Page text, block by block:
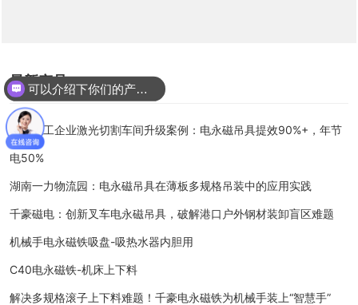
最新产品
河北重工企业激光切割车间升级案例：电永磁吊具提效90%+，年节
电50%
湖南一力物流园：电永磁吊具在薄板多规格吊装中的应用实践
千豪磁电：创新叉车电永磁吊具，破解港口户外钢材装卸盲区难题
机械手电永磁铁吸盘-吸热水器内胆用
C40电永磁铁-机床上下料
解决多规格滚子上下料难题！千豪电永磁铁为机械手装上“智慧手”
可以介绍下你们的产品么